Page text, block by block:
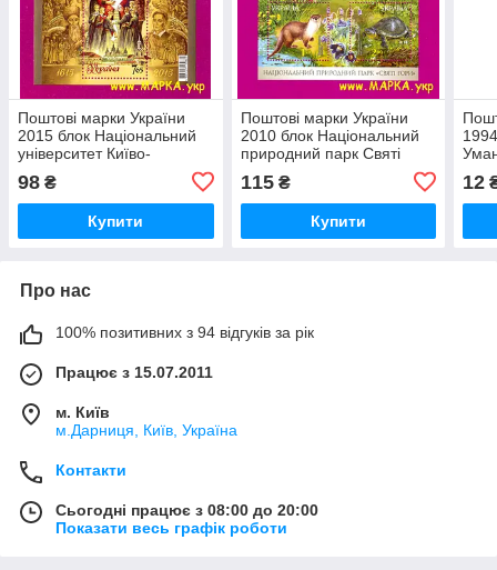
Поштові марки України
2015 блок Національний
університет Київо-
400 років
98 ₴
Купити
Поштові марки України
2010 блок Національний
природний парк Святі
115₴
Купити
12
Про нас
100% позитивних з 94 відгуків за рік
Працює з 15.07.2011
м. Київ
м.Дарниця, Київ, Україна
Контакти
Сьогодні працює з 08:00 до 20:00
Показати весь графік роботи